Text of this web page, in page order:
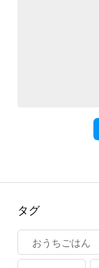
タグ
おうちごはん